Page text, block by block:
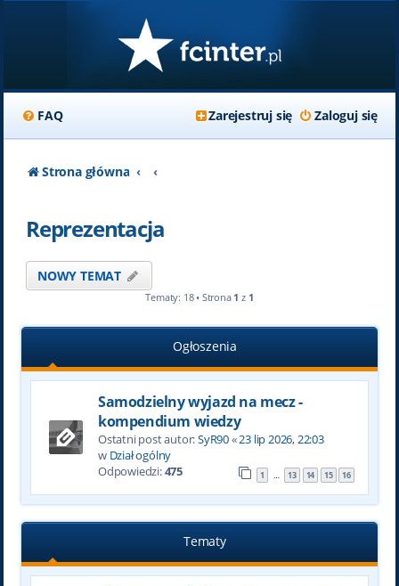
FAQ Zaloguj się
Zarejestruj się
Strona główna
Reprezentacja
NOWY TEMAT
Tematy: 18 • Strona 1 z 1
Ogłoszenia
Samodzielny wyjazd na mecz -
kompendium wiedzy
Ostatni post autor:SyR90«23 lip 2026, 22:03
w Dział ogólny
Odpowiedzi:475 1 … 13 14 15 16
Tematy